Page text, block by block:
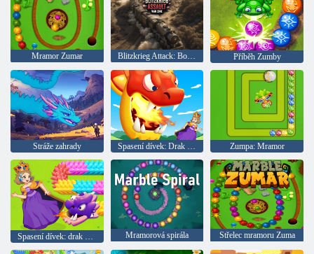
Mramor Zumar Blitzkrieg Attack: Bojová zóna! Příběh Zumby
Stráže zahrady Spasení dívek: Drak vyšel Zumpa: Mramor
Mramorová spirála Střelec mramoru Zuma